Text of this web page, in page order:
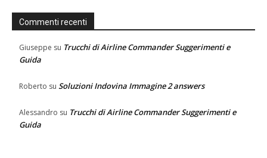
Commenti recenti
Giuseppe su Trucchi di Airline Commander Suggerimenti e
Guida
Roberto su Soluzioni Indovina Immagine 2 answers
Alessandro su Trucchi di Airline Commander Suggerimenti e
Guida